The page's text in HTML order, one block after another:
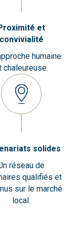
et
convivialité
humaine
chaleureuse.
solides
réseau de
qualifiés et
sur le marché
local.